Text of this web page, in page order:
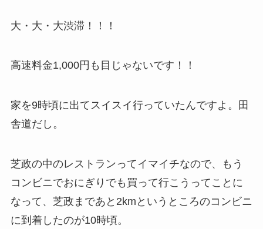
大・大・大渋滞！！！
高速料金1,000円も目じゃないです！！
家を9時頃に出てスイスイ行っていたんですよ。田
舎道だし。
芝政の中のレストランってイマイチなので、もう
コンビニでおにぎりでも買って行こうってことに
なって、芝政まであと2kmというところのコンビニ
に到着したのが10時頃。